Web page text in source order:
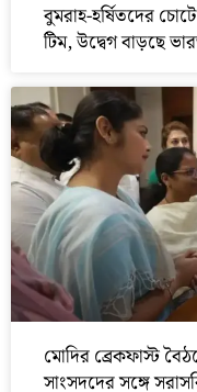
বুমরাহ-হর্ষিতদের
টিম, উদ্বেগ বাড়ছে
মোদির ব্রেকফাস্ট
সাংসদদের সঙ্গে